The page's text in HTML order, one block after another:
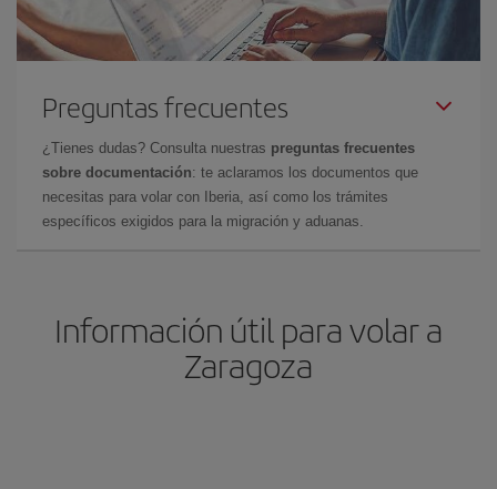
Preguntas frecuentes
¿Tienes dudas? Consulta nuestras preguntas frecuentes
sobre documentación: te aclaramos los documentos que
necesitas para volar con Iberia, así como los trámites
específicos exigidos para la migración y aduanas.
Información útil para volar a
Zaragoza